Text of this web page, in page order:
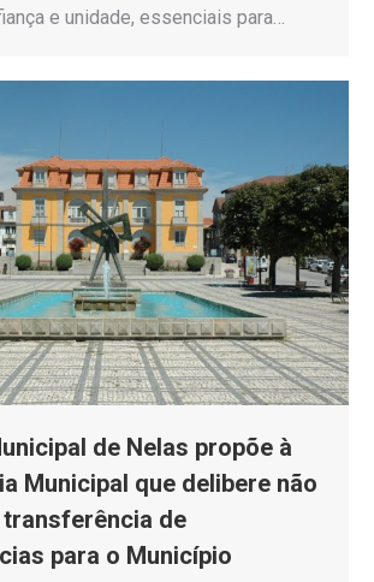
e unidade, essenciais para…
de Nelas propõe à
Municipal que delibere não
de
para o Município